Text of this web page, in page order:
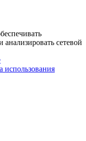
сетевой
использования